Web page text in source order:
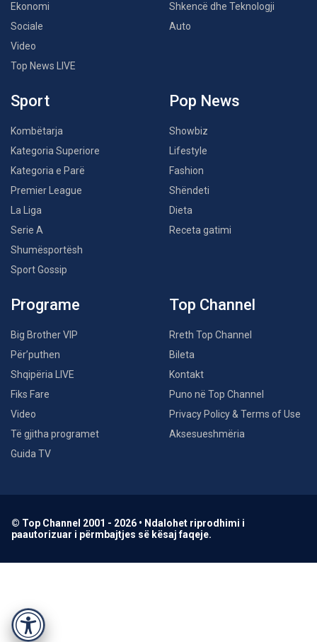
Ekonomi
Sociale
Video
Top News LIVE
Shkencë dhe Teknologji
Auto
Sport
Kombëtarja
Kategoria Superiore
Kategoria e Parë
Premier League
La Liga
Serie A
Shumësportësh
Sport Gossip
Pop News
Showbiz
Lifestyle
Fashion
Shëndeti
Dieta
Receta gatimi
Programe
Big Brother VIP
Për’puthen
Shqipëria LIVE
Fiks Fare
Video
Të gjitha programet
Guida TV
Top Channel
Rreth Top Channel
Bileta
Kontakt
Puno në Top Channel
Privacy Policy & Terms of Use
Aksesueshmëria
© Top Channel 2001 - 2026 • Ndalohet riprodhimi i
paautorizuar i përmbajtjes së kësaj faqeje.